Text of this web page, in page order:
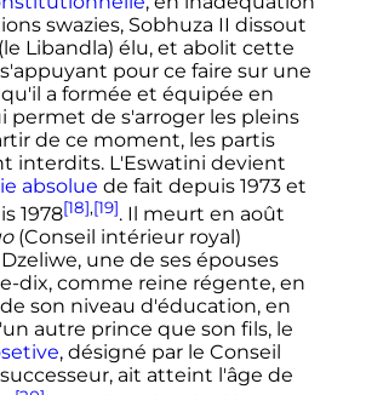
swazies, Sobhuza II dissout
Libandla) élu, et abolit cette
pour ce faire sur une
a formée et équipée en
permet de s'arroger les pleins
de ce moment, les partis
interdits. L'Eswatini devient
absolue de fait depuis 1973 et
1978[18],[19]. Il meurt en août
(Conseil intérieur royal)
une de ses épouses
dix, comme reine régente, en
son niveau d'éducation, en
autre prince que son fils, le
, désigné par le Conseil
ait atteint l'âge de